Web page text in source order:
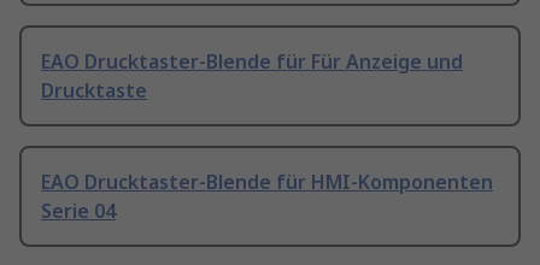
EAO Drucktaster-Blende für Für Anzeige und
Drucktaste
EAO Drucktaster-Blende für HMI-Komponenten
Serie 04